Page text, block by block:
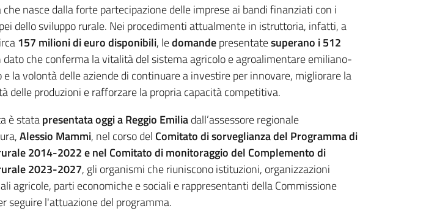
che nasce dalla forte partecipazione delle imprese ai bandi finanziati con i
dello sviluppo rurale. Nei procedimenti attualmente in istruttoria, infatti, a
157 milioni di euro disponibili, ledomandepresentatesuperano i 512
dato che conferma la vitalità del sistema agricolo e agroalimentare emiliano-
e la volontà delle aziende di continuare a investire per innovare, migliorare la
delle produzioni e rafforzare la propria capacità competitiva.
è statapresentata oggi a Reggio Emiliadall’assessore regionale
Alessio Mammi, nel corso del Comitato di sorveglianza del Programma di
2014-2022 e nel Comitato di monitoraggio del Complemento di
2023-2027, gli organismi che riuniscono istituzioni, organizzazioni
agricole, parti economiche e sociali e rappresentanti della Commissione
seguire l'attuazione del programma.